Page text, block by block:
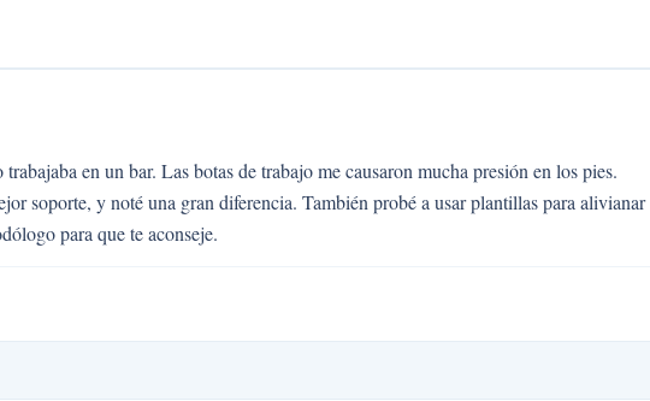
en un bar. Las botas de trabajo me causaron mucha presión en los pies.
soporte, y noté una gran diferencia. También probé a usar plantillas para alivianar
para que te aconseje.